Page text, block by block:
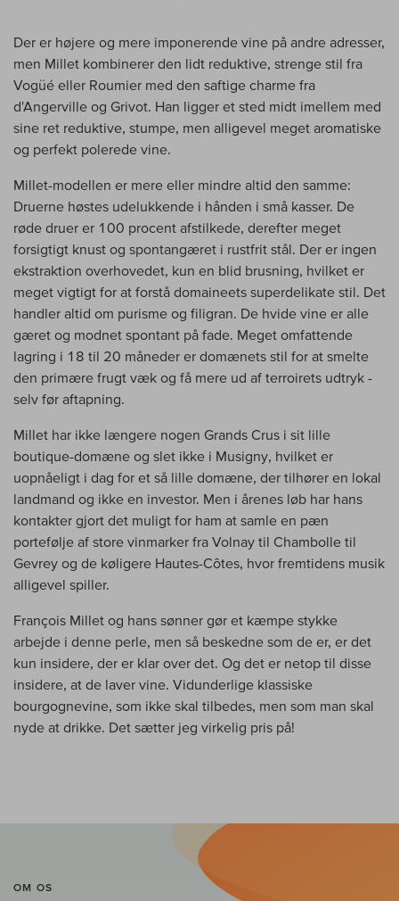
Der er højere og mere imponerende vine på andre adresser,
men Millet kombinerer den lidt reduktive, strenge stil fra
Vogüé eller Roumier med den saftige charme fra
d'Angerville og Grivot. Han ligger et sted midt imellem med
sine ret reduktive, stumpe, men alligevel meget aromatiske
og perfekt polerede vine.
Millet-modellen er mere eller mindre altid den samme:
Druerne høstes udelukkende i hånden i små kasser. De
røde druer er 100 procent afstilkede, derefter meget
forsigtigt knust og spontangæret i rustfrit stål. Der er ingen
ekstraktion overhovedet, kun en blid brusning, hvilket er
meget vigtigt for at forstå domaineets superdelikate stil. Det
handler altid om purisme og filigran. De hvide vine er alle
gæret og modnet spontant på fade. Meget omfattende
lagring i 18 til 20 måneder er domænets stil for at smelte
den primære frugt væk og få mere ud af terroirets udtryk -
selv før aftapning.
Millet har ikke længere nogen Grands Crus i sit lille
boutique-domæne og slet ikke i Musigny, hvilket er
uopnåeligt i dag for et så lille domæne, der tilhører en lokal
landmand og ikke en investor. Men i årenes løb har hans
kontakter gjort det muligt for ham at samle en pæn
portefølje af store vinmarker fra Volnay til Chambolle til
Gevrey og de køligere Hautes-Côtes, hvor fremtidens musik
alligevel spiller.
François Millet og hans sønner gør et kæmpe stykke
arbejde i denne perle, men så beskedne som de er, er det
kun insidere, der er klar over det. Og det er netop til disse
insidere, at de laver vine. Vidunderlige klassiske
bourgognevine, som ikke skal tilbedes, men som man skal
nyde at drikke. Det sætter jeg virkelig pris på!
OM OS